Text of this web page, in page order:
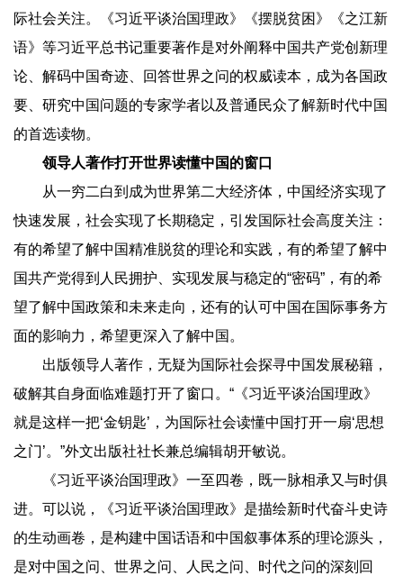
际社会关注。《习近平谈治国理政》《摆脱贫困》《之江新
语》等习近平总书记重要著作是对外阐释中国共产党创新理
论、解码中国奇迹、回答世界之问的权威读本，成为各国政
要、研究中国问题的专家学者以及普通民众了解新时代中国
的首选读物。
领导人著作打开世界读懂中国的窗口
从一穷二白到成为世界第二大经济体，中国经济实现了
快速发展，社会实现了长期稳定，引发国际社会高度关注：
有的希望了解中国精准脱贫的理论和实践，有的希望了解中
国共产党得到人民拥护、实现发展与稳定的“密码”，有的希
望了解中国政策和未来走向，还有的认可中国在国际事务方
面的影响力，希望更深入了解中国。
出版领导人著作，无疑为国际社会探寻中国发展秘籍，
破解其自身面临难题打开了窗口。“《习近平谈治国理政》
就是这样一把‘金钥匙’，为国际社会读懂中国打开一扇‘思想
之门’。”外文出版社社长兼总编辑胡开敏说。
《习近平谈治国理政》一至四卷，既一脉相承又与时俱
进。可以说，《习近平谈治国理政》是描绘新时代奋斗史诗
的生动画卷，是构建中国话语和中国叙事体系的理论源头，
是对中国之问、世界之问、人民之问、时代之问的深刻回